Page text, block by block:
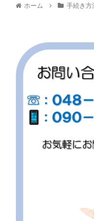
ホーム 手続き方